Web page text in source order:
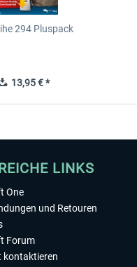
294 Pluspack
13,95 € *
LINKS
One
und Retouren
Forum
kontaktieren